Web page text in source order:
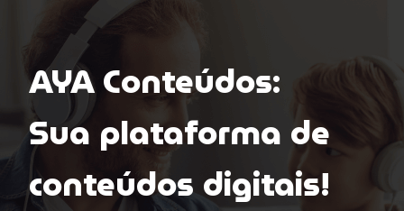
AYA Conteúdos:
Sua plataforma de
conteúdos digitais!